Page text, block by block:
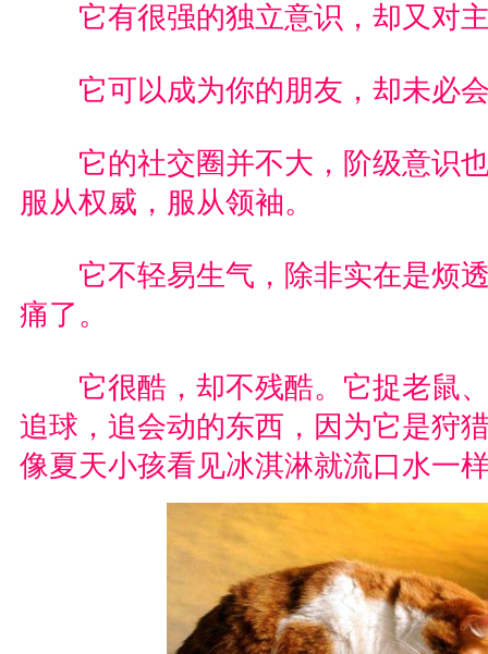
它有很强的独立意识，却又对主
它可以成为你的朋友，却未必会
它的社交圈并不大，阶级意识也
服从权威，服从领袖。
它不轻易生气，除非实在是烦透
痛了。
它很酷，却不残酷。它捉老鼠、
追球，追会动的东西，因为它是狩
像夏天小孩看见冰淇淋就流口水一